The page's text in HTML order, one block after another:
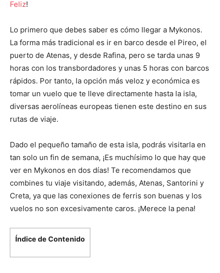
Feliz!
Lo primero que debes saber es cómo llegar a Mykonos.
La forma más tradicional es ir en barco desde el Pireo, el
puerto de Atenas, y desde Rafina, pero se tarda unas 9
horas con los transbordadores y unas 5 horas con barcos
rápidos. Por tanto, la opción más veloz y económica es
tomar un vuelo que te lleve directamente hasta la isla,
diversas aerolíneas europeas tienen este destino en sus
rutas de viaje.
Dado el pequeño tamaño de esta isla, podrás visitarla en
tan solo un fin de semana, ¡Es muchísimo lo que hay que
ver en Mykonos en dos días! Te recomendamos que
combines tu viaje visitando, además, Atenas, Santorini y
Creta, ya que las conexiones de ferris son buenas y los
vuelos no son excesivamente caros. ¡Merece la pena!
Índice de Contenido